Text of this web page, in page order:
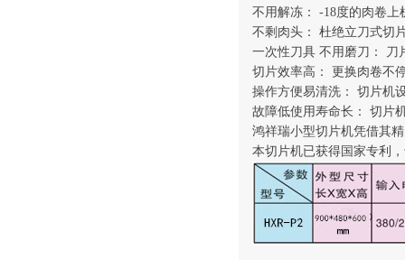
不用解冻： -18度的肉卷
不剩肉头： 杜绝立刀式切
一次性刀具 不用磨刀： 刀
切片效率高： 更换肉卷不
操作方便易清洗： 切片机
故障低使用寿命长： 切片
鸿祥瑞小型切片机凭借其
本切片机已获得国家专利